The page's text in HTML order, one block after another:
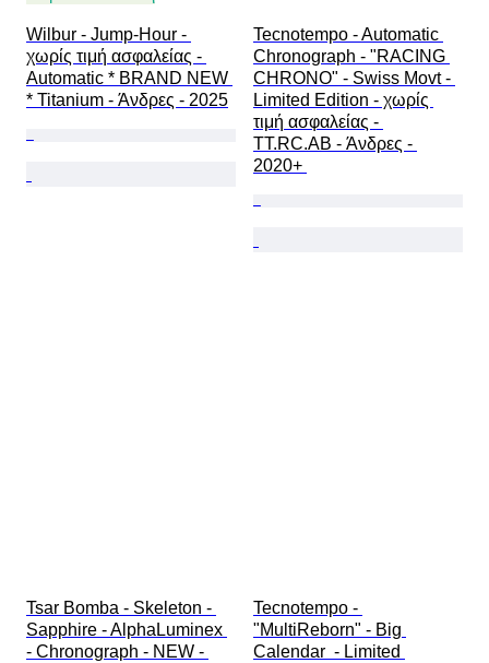
Wilbur - Jump-Hour -
χωρίς τιμή ασφαλείας -
Automatic * BRAND NEW
* Titanium - Άνδρες - 2025
Tecnotempo - Automatic
Chronograph - "RACING
CHRONO" - Swiss Movt -
Limited Edition - χωρίς
τιμή ασφαλείας -
TT.RC.AB - Άνδρες -
2020+
Tsar Bomba - Skeleton -
Sapphire - AlphaLuminex
- Chronograph - NEW -
Tecnotempo -
"MultiReborn" - Big
Calendar  - Limited